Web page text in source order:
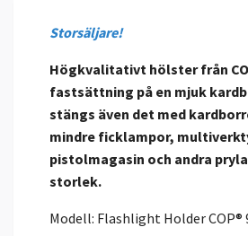
Storsäljare!
Högkvalitativt hölster från
fastsättning på en mjuk
stängs även det med
mindre ficklampor,
pistolmagasin och andra
storlek.
Modell: Flashlight Holder COP®